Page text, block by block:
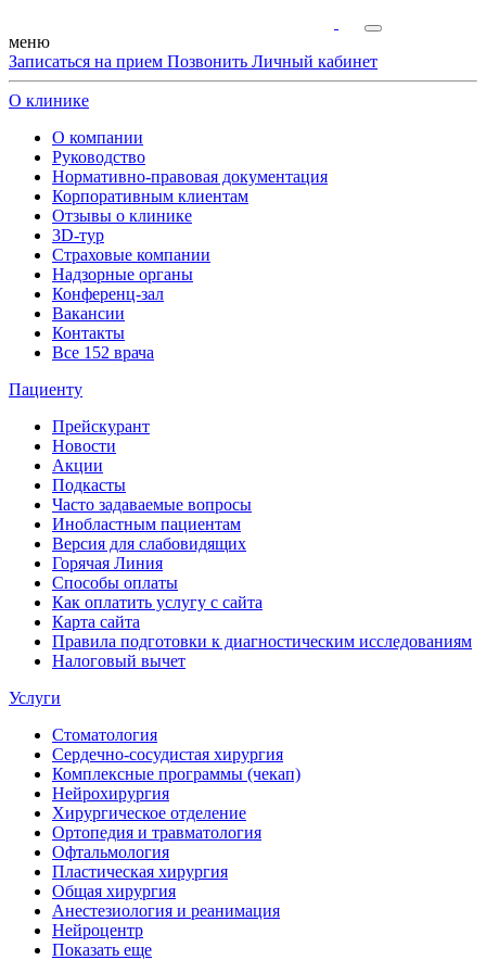
меню
Записаться на прием Позвонить Личный кабинет
О клинике
О компании
Руководство
Нормативно-правовая документация
Корпоративным клиентам
Отзывы о клинике
3D-тур
Страховые компании
Надзорные органы
Конференц-зал
Вакансии
Контакты
Все 152 врача
Пациенту
Прейскурант
Новости
Акции
Подкасты
Часто задаваемые вопросы
Инобластным пациентам
Версия для слабовидящих
Горячая Линия
Способы оплаты
Как оплатить услугу с сайта
Карта сайта
Правила подготовки к диагностическим исследованиям
Налоговый вычет
Услуги
Стоматология
Сердечно-сосудистая хирургия
Комплексные программы (чекап)
Нейрохирургия
Хирургическое отделение
Ортопедия и травматология
Офтальмология
Пластическая хирургия
Общая хирургия
Анестезиология и реанимация
Нейроцентр
Показать еще